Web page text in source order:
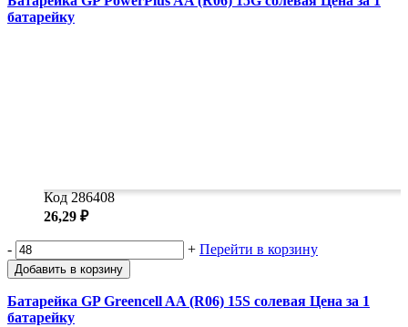
батарейку
Код 286408
26,29 ₽
- + Перейти в корзину
Добавить в корзину
Батарейка GP Greencell AA (R06) 15S солевая Цена за 1
батарейку